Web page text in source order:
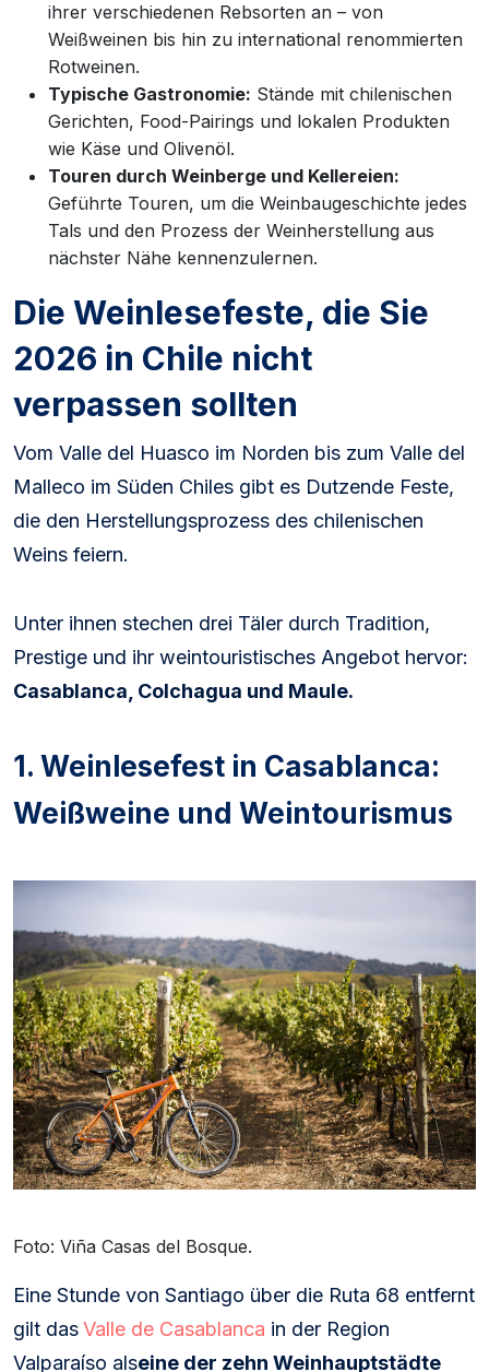
ihrer verschiedenen Rebsorten an – von
Weißweinen bis hin zu international renommierten
Rotweinen.
Typische Gastronomie: Stände mit chilenischen
Gerichten, Food-Pairings und lokalen Produkten
wie Käse und Olivenöl.
Touren durch Weinberge und Kellereien:
Geführte Touren, um die Weinbaugeschichte jedes
Tals und den Prozess der Weinherstellung aus
nächster Nähe kennenzulernen.
Die Weinlesefeste, die Sie
2026 in Chile nicht
verpassen sollten
Vom Valle del Huasco im Norden bis zum Valle del
Malleco im Süden Chiles gibt es Dutzende Feste,
die den Herstellungsprozess des chilenischen
Weins feiern.
Unter ihnen stechen drei Täler durch Tradition,
Prestige und ihr weintouristisches Angebot hervor:
Casablanca, Colchagua und Maule.
1. Weinlesefest in Casablanca:
Weißweine und Weintourismus
Foto: Viña Casas del Bosque.
Eine Stunde von Santiago über die Ruta 68 entfernt
gilt dasValle de Casablanca in der Region
Valparaíso alseine der zehn Weinhauptstädte